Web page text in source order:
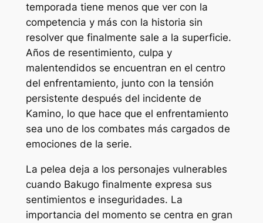
temporada tiene menos que ver con la
competencia y más con la historia sin
resolver que finalmente sale a la superficie.
Años de resentimiento, culpa y
malentendidos se encuentran en el centro
del enfrentamiento, junto con la tensión
persistente después del incidente de
Kamino, lo que hace que el enfrentamiento
sea uno de los combates más cargados de
emociones de la serie.
La pelea deja a los personajes vulnerables
cuando Bakugo finalmente expresa sus
sentimientos e inseguridades. La
importancia del momento se centra en gran